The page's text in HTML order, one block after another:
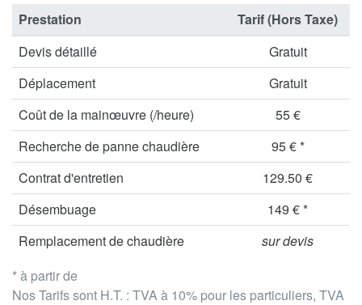
* à partir de
Nos Tarifs sont H.T. : TVA à 10% pour les particuliers, TVA
Prestation
Tarif (Hors Taxe)
Devis détaillé
Gratuit
Déplacement
Gratuit
Coût de la mainœuvre (/heure)
55 €
Recherche de panne chaudière
95 € *
Contrat d'entretien
129.50 €
Désembuage
149 € *
Remplacement de chaudière
sur devis